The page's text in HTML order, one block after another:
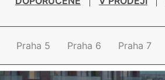
Praha 5 Praha 6 Praha 7